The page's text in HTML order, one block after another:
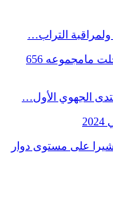
ولمراقبة التراب…
2024 : مراكش ضمن أربع مدن بالممكلة سجلت مامجموعه 656
الجهوي الأول…
على مستوى دوار